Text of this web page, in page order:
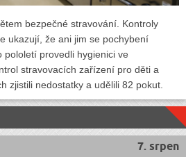
bezpečné stravování. Kontroly
ukazují, že ani jim se pochybení
provedli hygienici ve
stravovacích zařízení pro děti a
zjistili nedostatky a udělili 82 pokut.
7. srpen